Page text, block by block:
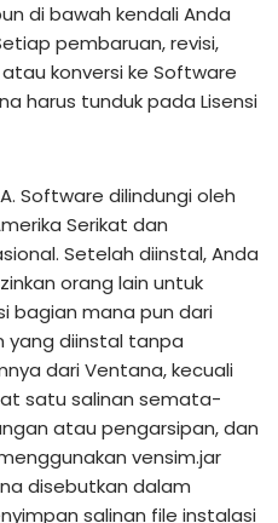
di bawah kendali Anda
pembaruan, revisi,
konversi ke Software
harus tunduk pada Lisensi
Software dilindungi oleh
Serikat dan
Setelah diinstal, Anda
orang lain untuk
bagian mana pun dari
yang diinstal tanpa
dari Ventana, kecuali
satu salinan semata-
atau pengarsipan, dan
vensim.jar
disebutkan dalam
salinan file instalasi